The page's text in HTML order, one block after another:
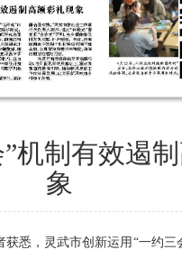
机制有效遏
象
悉，灵武市创新运用“一约三